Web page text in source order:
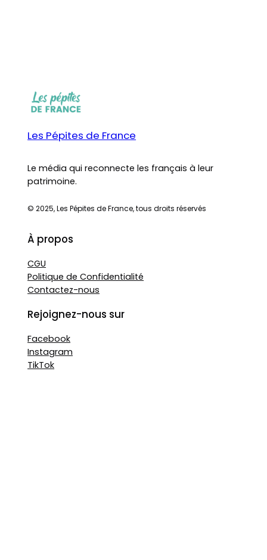
Les Pépites de France
Le média qui reconnecte les français à leur
patrimoine.
© 2025, Les Pépites de France, tous droits réservés
À propos
CGU
Politique de Confidentialité
Contactez-nous
Rejoignez-nous sur
Facebook
Instagram
TikTok